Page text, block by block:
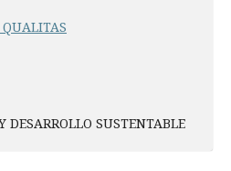
DESARROLLO SUSTENTABLE